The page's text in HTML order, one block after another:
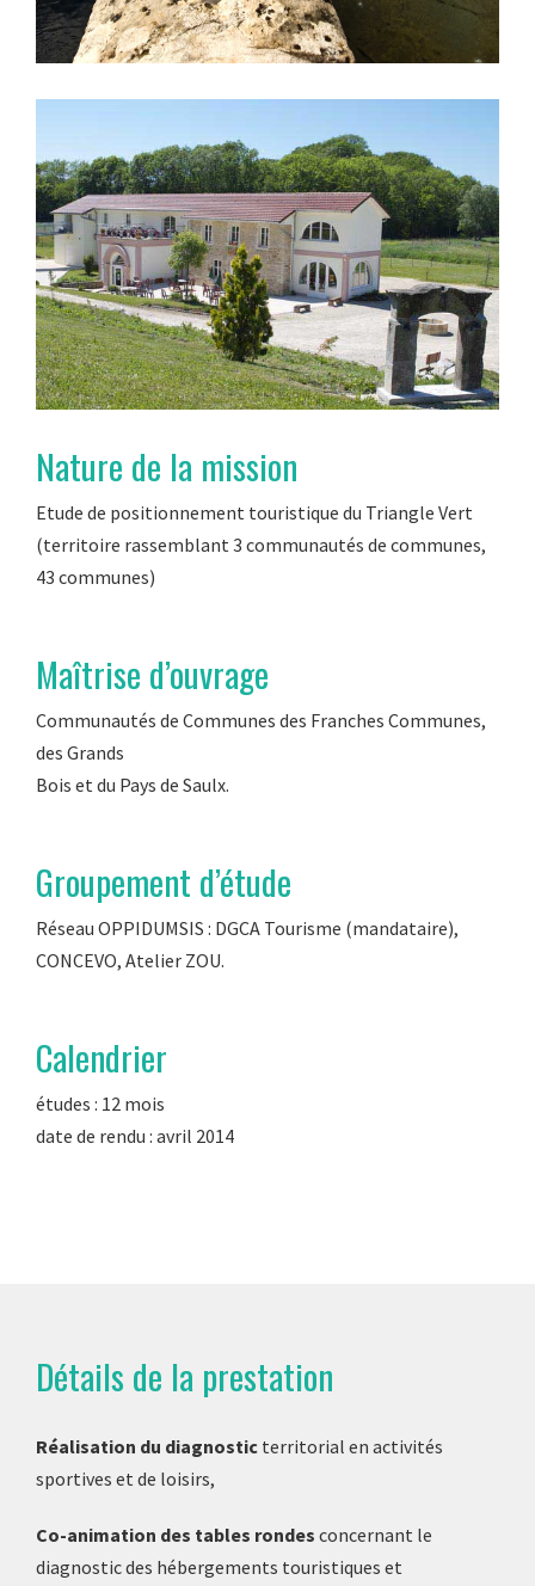
Nature de la mission
Etude de positionnement touristique du Triangle Vert
(territoire rassemblant 3 communautés de communes,
43 communes)
Maîtrise d’ouvrage
Communautés de Communes des Franches Communes,
des Grands
Bois et du Pays de Saulx.
Groupement d’étude
Réseau OPPIDUMSIS : DGCA Tourisme (mandataire),
CONCEVO, Atelier ZOU.
Calendrier
études : 12 mois
date de rendu : avril 2014
Détails de la prestation
Réalisation du diagnostic territorial en activités
sportives et de loisirs,
Co-animation des tables rondes concernant le
diagnostic des hébergements touristiques et